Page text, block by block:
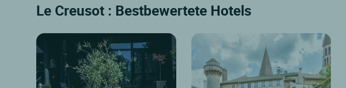
Le Creusot : Bestbewertete Hotels